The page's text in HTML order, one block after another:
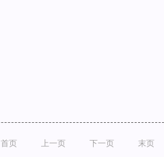
首页 上一页 下一页 末页